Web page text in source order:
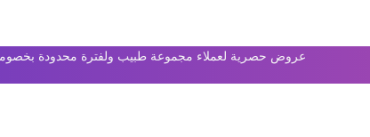
عروض حصرية لعملاء مجموعة طبيب ولفترة محدودة بخصومات